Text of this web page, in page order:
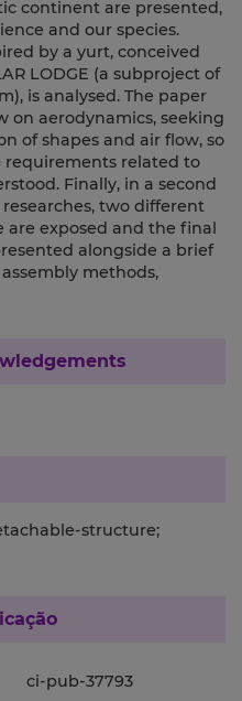
continent are presented,
and our species.
by a yurt, conceived
LODGE (a subproject of
is analysed. The paper
on aerodynamics, seeking
of shapes and air flow, so
related to
Finally, in a second
two different
are exposed and the final
alongside a brief
methods,
structure;
ci-pub-37793